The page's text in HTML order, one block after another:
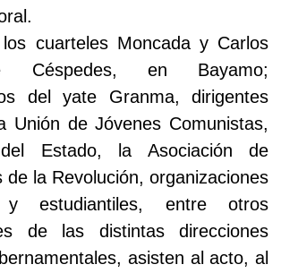
cuarteles Moncada y Carlos
Céspedes, en Bayamo;
del yate Granma, dirigentes
Unión de Jóvenes Comunistas,
del Estado, la Asociación de
de la Revolución, organizaciones
estudiantiles, entre otros
de las distintas direcciones
asisten al acto, al